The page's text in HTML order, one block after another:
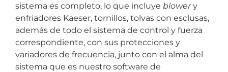
sistema es completo, lo que incluye blowery
enfriadores Kaeser, tornillos, tolvas con esclusas,
además de todo el sistema de control y fuerza
correspondiente, con sus protecciones y
variadores de frecuencia, junto con el alma del
sistema que es nuestro software de